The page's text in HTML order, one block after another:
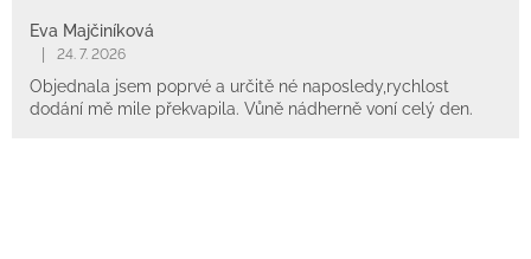
Eva Majčiníková
24. 7. 2026
Objednala jsem poprvé a určitě né naposledy,rychlost
dodání mě mile překvapila. Vůně nádherně voní celý den.